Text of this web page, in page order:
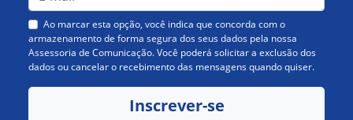
Ao marcar esta opção, você indica que concorda com o
armazenamento de forma segura dos seus dados pela nossa
Assessoria de Comunicação. Você poderá solicitar a exclusão dos
dados ou cancelar o recebimento das mensagens quando quiser.
Inscrever-se